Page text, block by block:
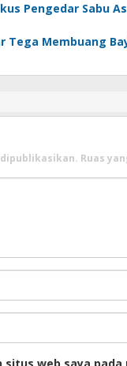
Pengedar Sabu
Tega Membuang
Ruas